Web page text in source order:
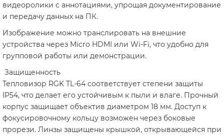
видеоролики с аннотациями, упрощая документирование
и передачу данных на ПК.
Изображение можно транслировать на внешние
устройства через Micro HDMI или Wi-Fi, что удобно для
групповой работы или демонстрации.
Защищенность
Тепловизор RGK TL-64 соответствует степени защиты
IP54, что делает его устойчивым к пыли и влаге. Прочный
корпус защищает объектив диаметром 18 мм. Доступ к
фокусировочному кольцу возможен через боковые
прорези. Линзы защищены крышкой, открывающейся при